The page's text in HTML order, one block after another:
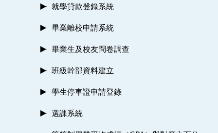
就學貸款登錄系統
畢業離校申請系統
畢業生及校友問卷調查
班級幹部資料建立
學生停車證申請登錄
選課系統